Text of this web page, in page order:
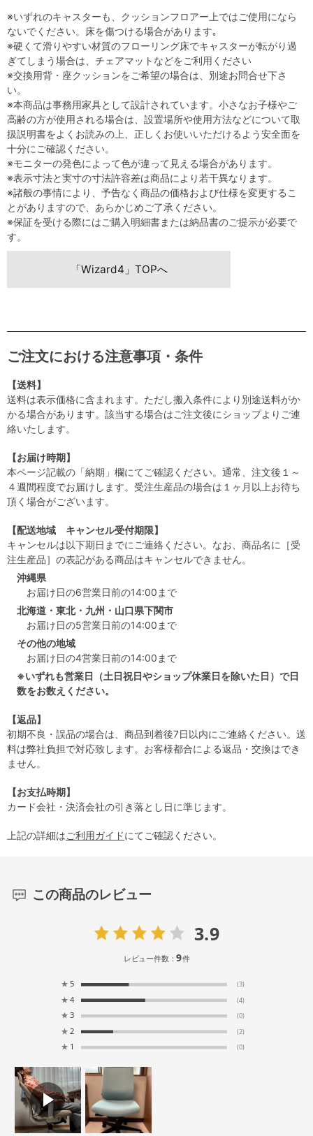
※いずれのキャスターも、クッションフロアー上ではご使用になら
ないでください。床を傷つける場合があります｡
※硬くて滑りやすい材質のフローリング床でキャスターが転がり過
ぎてしまう場合は、チェアマットなどをご利用ください
※交換用背・座クッションをご希望の場合は、別途お問合せ下さ
い。
※本商品は事務用家具として設計されています。小さなお子様やご
高齢の方が使用される場合は、設置場所や使用方法などについて取
扱説明書をよくお読みの上、正しくお使いいただけるよう安全面を
十分にご確認ください。
※モニターの発色によって色が違って見える場合があります。
※表示寸法と実寸の寸法許容差は商品により若干異なります。
※諸般の事情により、予告なく商品の価格および仕様を変更するこ
とがありますので、あらかじめご了承ください。
※保証を受ける際にはご購入明細書または納品書のご提示が必要で
す。
「Wizard4」TOPへ
ご注文における注意事項・条件
【送料】
送料は表示価格に含まれます。ただし搬入条件により別途送料がか
かる場合があります。該当する場合はご注文後にショップよりご連
絡いたします。
【お届け時期】
本ページ記載の「納期」欄にてご確認ください。通常、注文後１～
４週間程度でお届けします。受注生産品の場合は１ヶ月以上お待ち
頂く場合がございます。
【配送地域 キャンセル受付期限】
キャンセルは以下期日までにご連絡ください。なお、商品名に［受
注生産品］の表記がある商品はキャンセルできません。
沖縄県
お届け日の6営業日前の14:00まで
北海道・東北・九州・山口県下関市
お届け日の5営業日前の14:00まで
その他の地域
お届け日の4営業日前の14:00まで
※いずれも営業日（土日祝日やショップ休業日を除いた日）で日
数をお数えください。
【返品】
初期不良・誤品の場合は、商品到着後7日以内にご連絡ください。送
料は弊社負担で対応致します。お客様都合による返品・交換はでき
ません。
【お支払時期】
カード会社・決済会社の引き落とし日に準じます。
上記の詳細はご利用ガイドにてご確認ください。
この商品のレビュー
3.9
レビュー件数：9件
★ 5 (3)
★ 4 (4)
★ 3 (0)
★ 2 (2)
★ 1 (0)